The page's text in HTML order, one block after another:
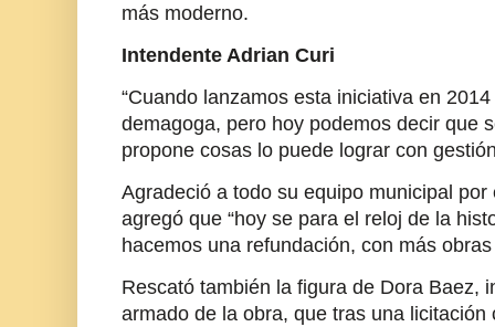
más moderno.
Intendente Adrian Curi
“Cuando lanzamos esta iniciativa en
demagoga, pero hoy podemos decir que
propone cosas lo puede lograr con
Agradeció a todo su equipo municipal
agregó que “hoy se para el reloj de la
hacemos una refundación, con más
Rescató también la figura de Dora Baez,
armado de la obra, que tras una